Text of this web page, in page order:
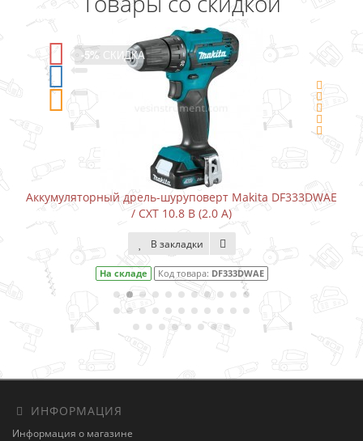
Makita DF333DWAE
-5%СКИДКА
Аккумуляторный шуруповерт-
В закладки
На складе
ИНФОРМАЦИЯ
Информация о магазине